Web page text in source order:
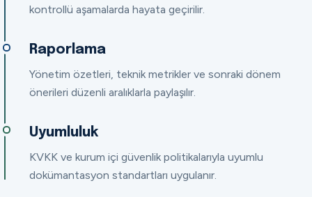
kontrollü aşamalarda hayata geçirilir.
Raporlama
Yönetim özetleri, teknik metrikler ve sonraki dönem
önerileri düzenli aralıklarla paylaşılır.
Uyumluluk
KVKK ve kurum içi güvenlik politikalarıyla uyumlu
dokümantasyon standartları uygulanır.